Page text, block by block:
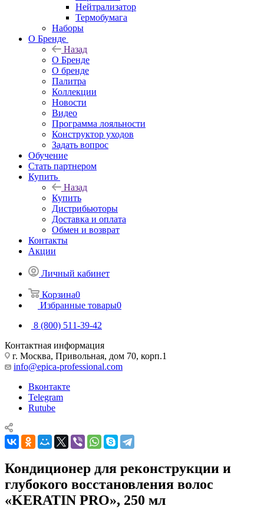
Нейтрализатор
Термобумага
Наборы
О Бренде
Назад
О Бренде
О бренде
Палитра
Коллекции
Новости
Видео
Программа лояльности
Конструктор уходов
Задать вопрос
Обучение
Стать партнером
Купить
Назад
Купить
Дистрибьюторы
Доставка и оплата
Обмен и возврат
Контакты
Акции
Личный кабинет
Корзина0
Избранные товары0
8 (800) 511-39-42
Контактная информация
г. Москва, Привольная, дом 70, корп.1
info@epica-professional.com
Вконтакте
Telegram
Rutube
Кондиционер для реконструкции и
глубокого восстановления волос
«KERATIN PRO», 250 мл